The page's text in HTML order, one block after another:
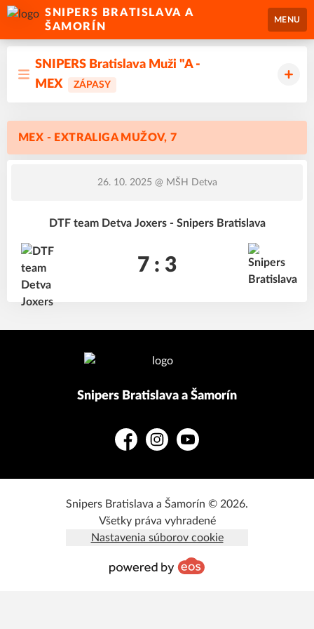
SNIPERS BRATISLAVA A
ŠAMORÍN
MENU
SNIPERS Bratislava Muži "A -
MEX
ZÁPASY
MEX - EXTRALIGA MUŽOV, 7
26. 10. 2025 @ MŠH Detva
DTF team Detva Joxers - Snipers Bratislava
7 : 3
Snipers Bratislava a Šamorín
FacebookInstagramYouTube
Snipers Bratislava a Šamorín © 2026.
Všetky práva vyhradené
Nastavenia súborov cookie